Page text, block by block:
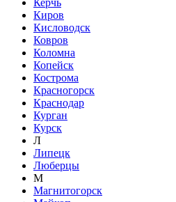
Керчь
Киров
Кисловодск
Ковров
Коломна
Копейск
Кострома
Красногорск
Краснодар
Курган
Курск
Л
Липецк
Люберцы
М
Магнитогорск